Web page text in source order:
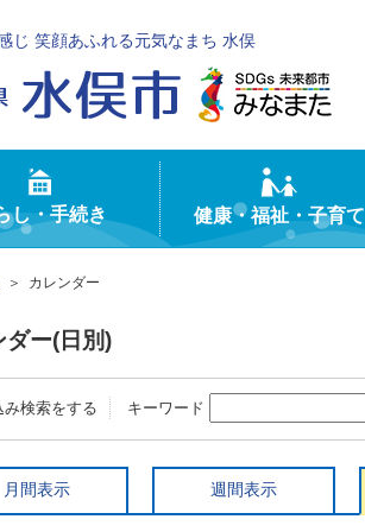
じ 笑顔あふれる元気なまち 水俣
し・手続き 健康・福祉・子育て
＞ カレンダー
ダー(日別)
み検索をする キーワード
月間表示 週間表示